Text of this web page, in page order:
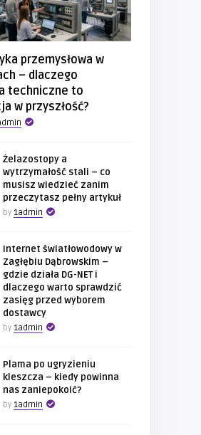
przemysłowa w
– dlaczego
techniczne to
w przyszłość?
Żelazostopy a
wytrzymałość stali – co
musisz wiedzieć zanim
przeczytasz pełny artykuł
by 1admin
Internet światłowodowy w
Zagłębiu Dąbrowskim –
gdzie działa DG-NET i
dlaczego warto sprawdzić
zasięg przed wyborem
dostawcy
by 1admin
Plama po ugryzieniu
kleszcza – kiedy powinna
nas zaniepokoić?
by 1admin